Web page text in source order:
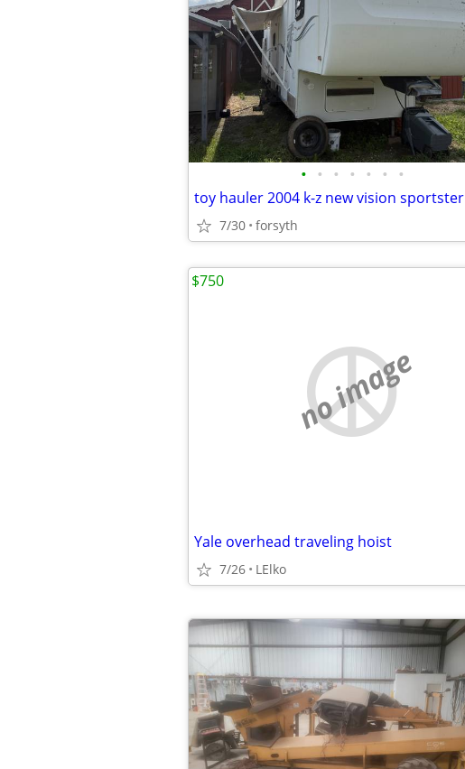
• • • • • • •
toy hauler 2004 k-z new vision sportster
7/30 forsyth
no image
Yale overhead traveling hoist
7/26 LElko
$750